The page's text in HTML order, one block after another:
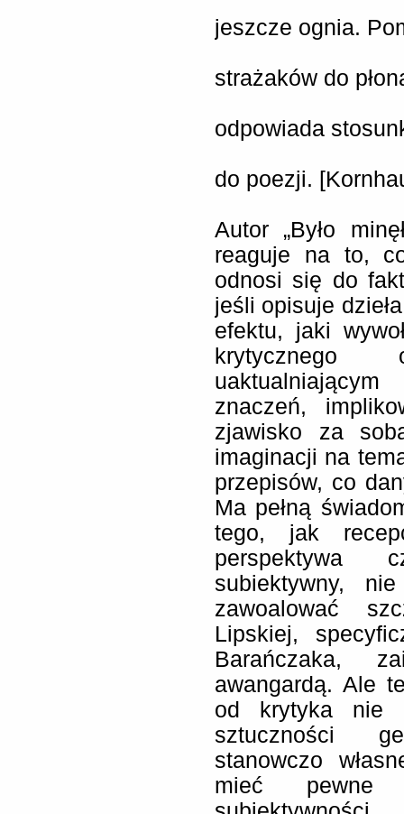
jeszcze ognia.
strażaków do
odpowiada
do poezji.
Autor „Było
reaguje na to,
odnosi się do
jeśli opisuje
efektu, jaki
znaczeń,
zjawisko za
imaginacji na
przepisów, co
Ma pełną
tego, jak
perspektywa
subiektywny,
zawoalować
Lipskiej,
Barańczaka,
awangardą. Ale
od krytyka nie
sztuczności
stanowczo
mieć pewne